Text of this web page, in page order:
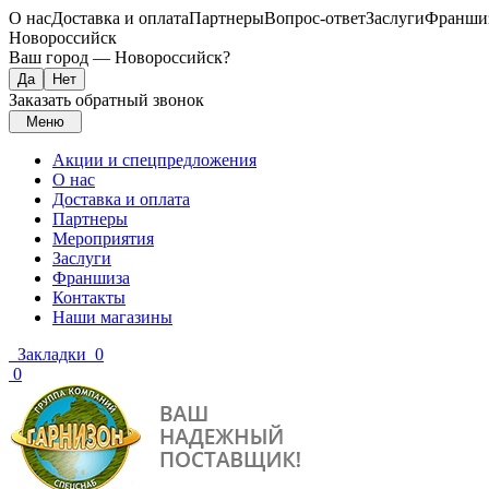
О насДоставка и оплатаПартнерыВопрос-ответЗаслуги
Новороссийск
Ваш город — Новороссийск?
Заказать обратный звонок
Меню
Акции и спецпредложения
О нас
Доставка и оплата
Партнеры
Мероприятия
Заслуги
Франшиза
Контакты
Наши магазины
Закладки 0
0